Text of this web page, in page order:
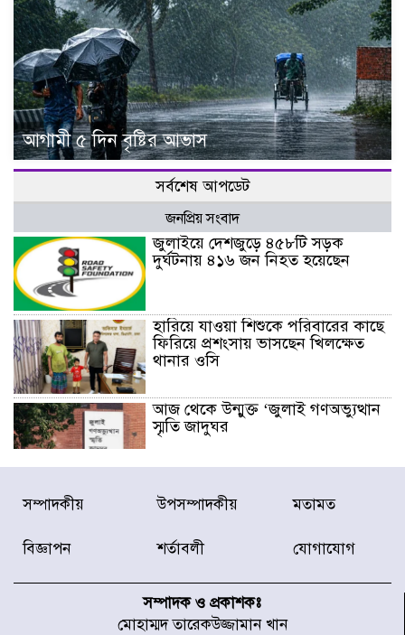
আগামী ৫ দিন বৃষ্টির আভাস
সর্বশেষ আপডেট
জনপ্রিয় সংবাদ
জুলাইয়ে দেশজুড়ে ৪৫৮টি সড়ক
দুর্ঘটনায় ৪১৬ জন নিহত হয়েছেন
হারিয়ে যাওয়া শিশুকে পরিবারের কাছে
ফিরিয়ে প্রশংসায় ভাসছেন খিলক্ষেত
থানার ওসি
আজ থেকে উন্মুক্ত ‘জুলাই গণঅভ্যুত্থান
স্মৃতি জাদুঘর
রাজধানীর উত্তরা আঞ্চলিক পাসপোর্ট
অফিসের সামনে দালাল চক্রের ১৩ জন
করেছে র‌্যাব-১
চূড়ান্ত পর্যায়ে : ইরান
সম্পাদকীয় উপসম্পাদকীয় মতামত
বিজ্ঞাপন শর্তাবলী যোগাযোগ
সম্পাদক ও প্রকাশকঃ
মোহাম্মদ তারেকউজ্জামান খান